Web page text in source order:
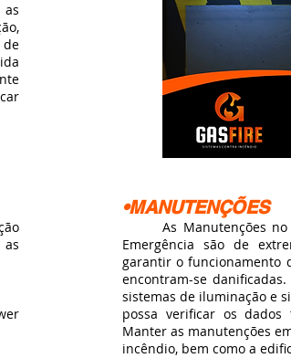
•MANUTENÇÕES
As Manutenções no
Emergência são de
garantir o funcionamento
encontram-se
sistemas de iluminação e
possa verificar os dados
Manter as manutenções
incêndio, bem como a